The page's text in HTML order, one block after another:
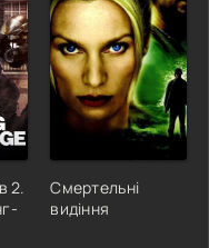
2.
Смертельні
видіння